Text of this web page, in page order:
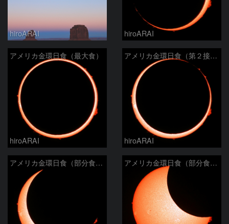
hiroARAI hiroARAI
アメリカ金環日食（最大食）
hiroARAI
アメリカ金環日食（第２接触）
hiroARAI
アメリカ金環日食（部分食その２） アメリカ金環日食（部分食その１）